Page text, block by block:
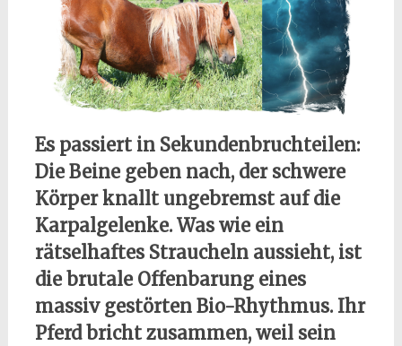
Es passiert in Sekundenbruchteilen:
Die Beine geben nach, der schwere
Körper knallt ungebremst auf die
Karpalgelenke. Was wie ein
rätselhaftes Straucheln aussieht, ist
die brutale Offenbarung eines
massiv gestörten Bio-Rhythmus. Ihr
Pferd bricht zusammen, weil sein